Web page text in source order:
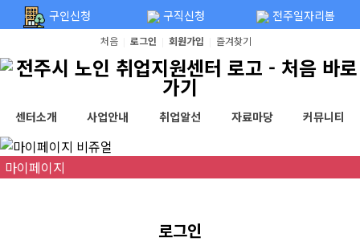
탑메뉴 바로가기
본문 바로가기
구인신청 구직신청 전주일자리봄
처음 로그인 회원가입 즐겨찾기
센터소개 사업안내 취업알선 자료마당 커뮤니티
마이페이지
로그인